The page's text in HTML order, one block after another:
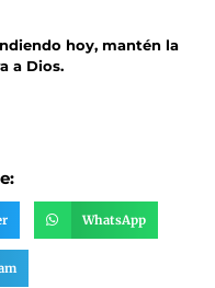
hoy, mantén la
a Dios.
WhatsApp